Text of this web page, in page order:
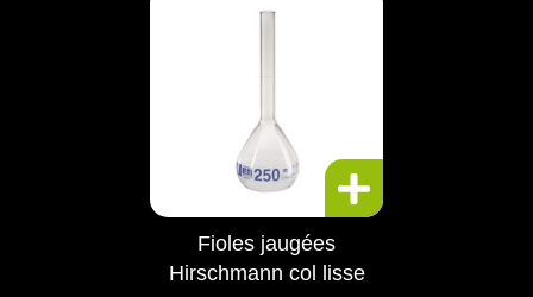
Fioles jaugées
Hirschmann col lisse